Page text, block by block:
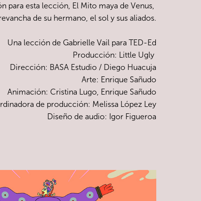
para esta lección, El Mito maya de Venus,
de su hermano, el sol y sus aliados.
Una lección de Gabrielle Vail para TED-Ed
Producción: Little Ugly
Dirección: BASA Estudio / Diego Huacuja
Arte: Enrique Sañudo
Animación: Cristina Lugo, Enrique Sañudo
de producción: Melissa López Ley
Diseño de audio: Igor Figueroa